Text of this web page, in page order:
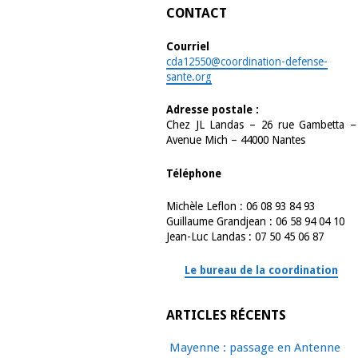
CONTACT
Courriel
cda12550@coordination-defense-
sante.org
Adresse postale :
Chez JL Landas – 26 rue Gambetta –
Avenue Mich – 44000 Nantes
Téléphone
Michèle Leflon : 06 08 93 84 93
Guillaume Grandjean : 06 58 94 04 10
Jean-Luc Landas : 07 50 45 06 87
Le bureau de la coordination
ARTICLES RÉCENTS
Mayenne : passage en Antenne